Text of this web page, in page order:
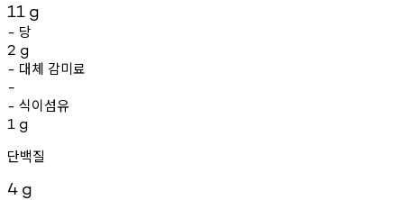
11 g
- 당
2 g
- 대체 감미료
-
- 식이섬유
1 g
단백질
4 g